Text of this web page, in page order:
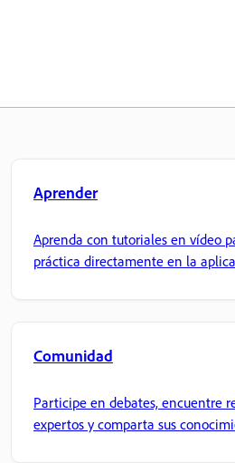
Aprender
Aprenda con tutoriales en vídeo
práctica directamente en la
Comunidad
Participe en debates, encuentre
expertos y comparta sus